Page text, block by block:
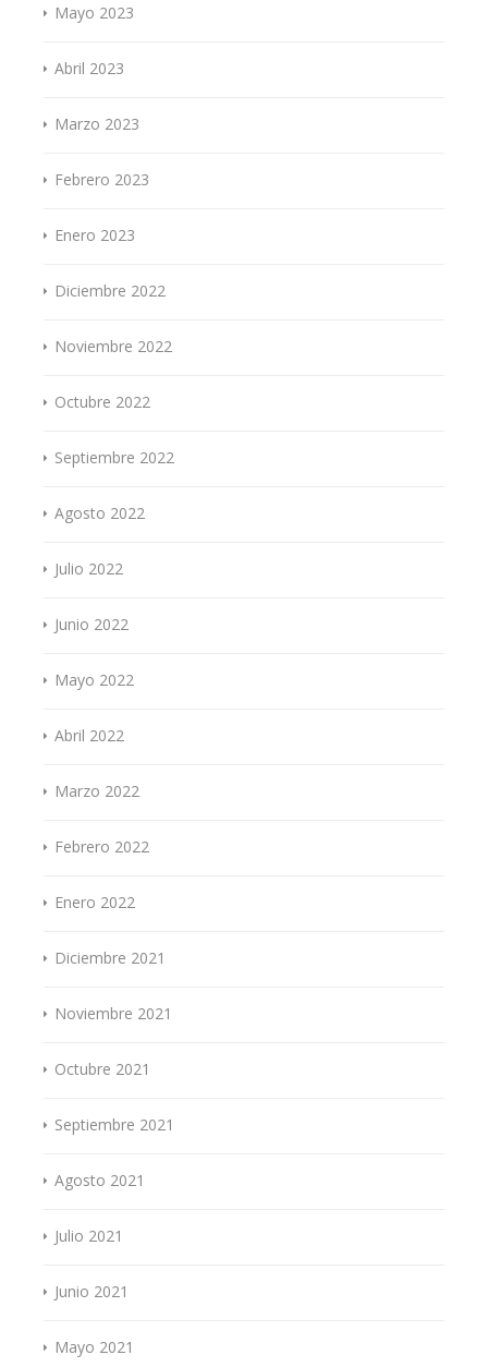
Mayo 2023
Abril 2023
Marzo 2023
Febrero 2023
Enero 2023
Diciembre 2022
Noviembre 2022
Octubre 2022
Septiembre 2022
Agosto 2022
Julio 2022
Junio 2022
Mayo 2022
Abril 2022
Marzo 2022
Febrero 2022
Enero 2022
Diciembre 2021
Noviembre 2021
Octubre 2021
Septiembre 2021
Agosto 2021
Julio 2021
Junio 2021
Mayo 2021